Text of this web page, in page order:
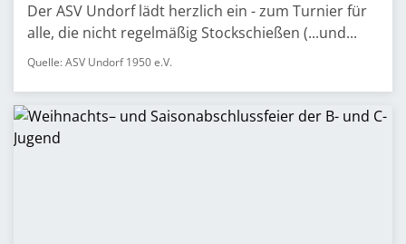
Der ASV Undorf lädt herzlich ein - zum Turnier für
alle, die nicht regelmäßig Stockschießen (...und...
Quelle: ASV Undorf 1950 e.V.